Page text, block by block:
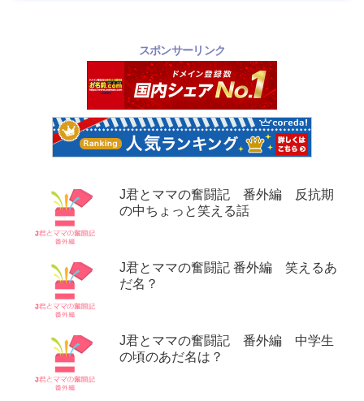
スポンサーリンク
J君とママの奮闘記 番外編 反抗期
の中ちょっと笑える話
J君とママの奮闘記 番外編 笑えるあ
だ名？
J君とママの奮闘記 番外編 中学生
の頃のあだ名は？